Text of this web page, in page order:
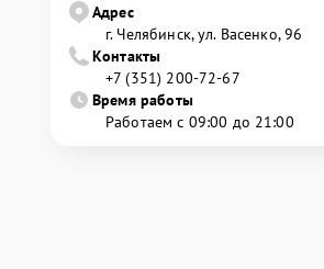
Адрес
г. Челябинск, ул. Васенко, 96
Контакты
+7 (351) 200-72-67
Время работы
Работаем с 09:00 до 21:00